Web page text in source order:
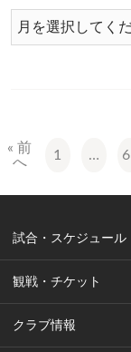
« 前
へ
1 …
試合・スケジュール
観戦・チケット
クラブ情報